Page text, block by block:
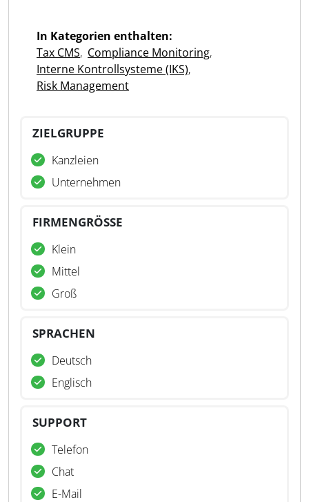
In Kategorien enthalten:
Tax CMS, Compliance Monitoring,
Interne Kontrollsysteme (IKS),
Risk Management
ZIELGRUPPE
Kanzleien
Unternehmen
FIRMENGRÖSSE
Klein
Mittel
Groß
SPRACHEN
Deutsch
Englisch
SUPPORT
Telefon
Chat
E-Mail